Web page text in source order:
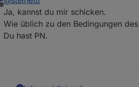
sich das ganze Projekt
des berüchtigten C26/C7-
schnell gehen musste.
Jetzt, nach all den Jahren,
Aktoren wirklich ungern
gesagt auch die Geduld),
Gibt es das
Offline
Ja, kannst du mir schicken.
Wie üblich zu den Bedingungen
Du hast PN.